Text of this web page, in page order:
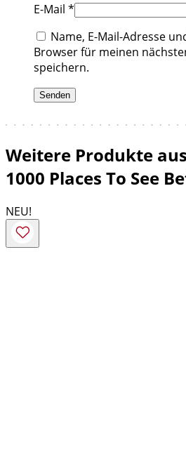
E-Mail *
Name, E-Mail-Adresse
Browser für meinen
speichern.
Weitere Produkte
1000 Places To See
NEU!